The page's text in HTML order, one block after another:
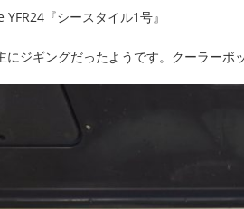
『シースタイル1号』
にジギングだったようです。クーラーボ